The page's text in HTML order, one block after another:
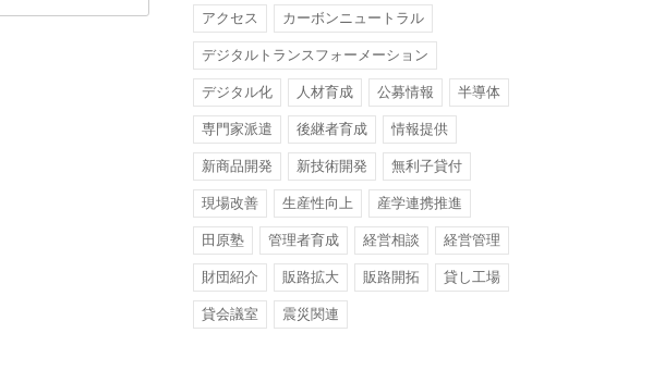
アクセス カーボンニュートラル
デジタルトランスフォーメーション
デジタル化 人材育成 公募情報 半導体
専門家派遣 後継者育成 情報提供
新商品開発 新技術開発 無利子貸付
現場改善 生産性向上 産学連携推進
田原塾 管理者育成 経営相談 経営管理
財団紹介 販路拡大 販路開拓 貸し工場
貸会議室 震災関連